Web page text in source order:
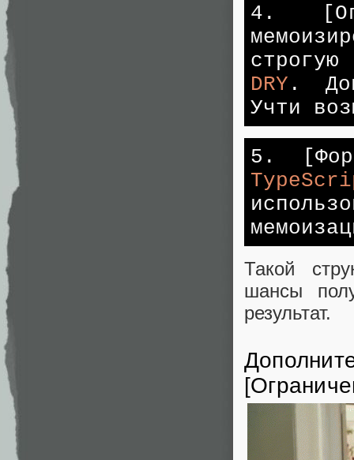
4.
DRY .
Учти
5.
Такой
шансы
результат.